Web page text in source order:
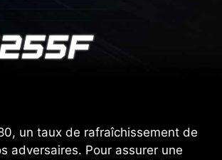
un taux de rafraîchissement de
adversaires. Pour assurer une